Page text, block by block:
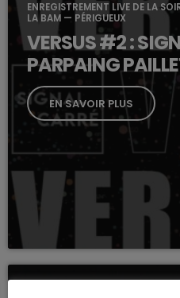
ENREGISTREMENT LIVE DE LA
LA BAM — PÉRIGUEUX
VERSUS #2 :
PARPAING
EN SAVOIR PLUS